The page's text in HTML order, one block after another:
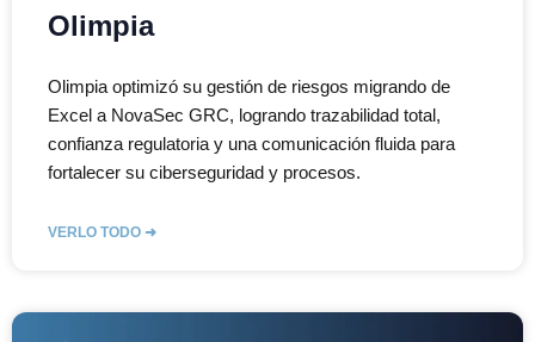
Olimpia
Olimpia optimizó su gestión de riesgos migrando de
Excel a NovaSec GRC, logrando trazabilidad total,
confianza regulatoria y una comunicación fluida para
fortalecer su ciberseguridad y procesos.
VERLO TODO ➜